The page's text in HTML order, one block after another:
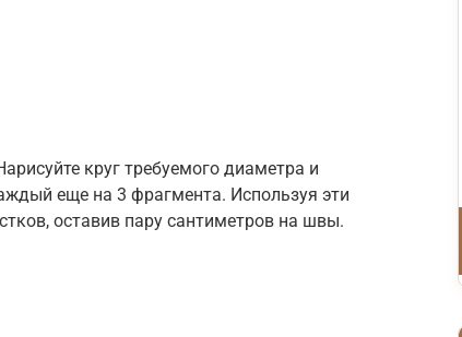
круг требуемого диаметра и
еще на 3 фрагмента. Используя эти
оставив пару сантиметров на швы.